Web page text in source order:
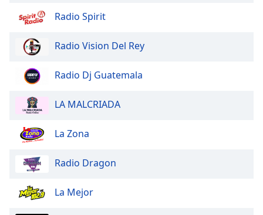
Radio Spirit
Radio Vision Del Rey
Radio Dj Guatemala
LA MALCRIADA
La Zona
Radio Dragon
La Mejor